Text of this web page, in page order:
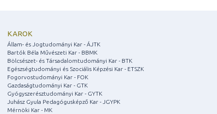
KAROK
Állam- és Jogtudományi Kar - ÁJTK
Bartók Béla Művészeti Kar - BBMK
Bölcsészet- és Társadalomtudományi Kar - BTK
Egészségtudományi és Szociális Képzési Kar - ETSZK
Fogorvostudományi Kar - FOK
Gazdaságtudományi Kar - GTK
Gyógyszerésztudományi Kar - GYTK
Juhász Gyula Pedagógusképző Kar - JGYPK
Mérnöki Kar - MK